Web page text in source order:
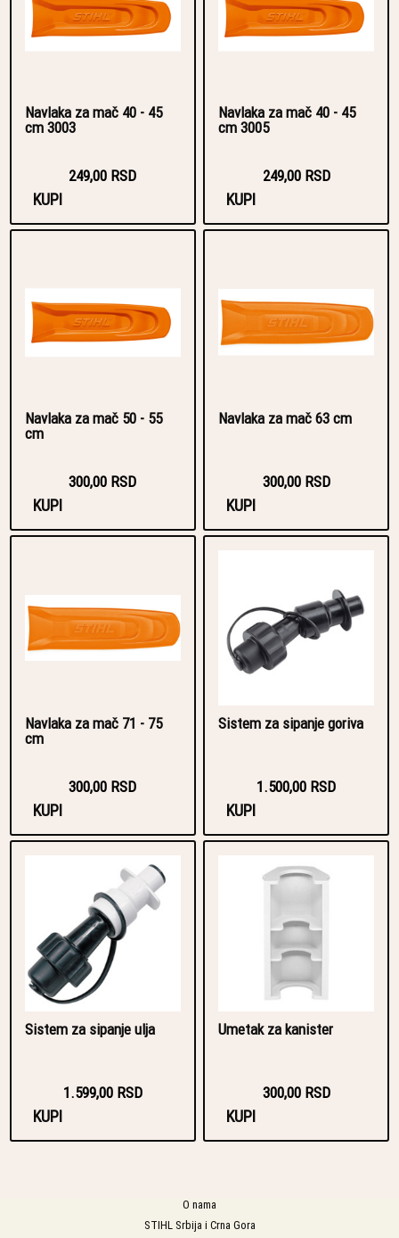
Navlaka za mač 40 - 45
cm 3003
249,00 RSD
KUPI
Navlaka za mač 40 - 45
cm 3005
249,00 RSD
KUPI
Navlaka za mač 50 - 55
cm
300,00 RSD
KUPI
Navlaka za mač 63 cm
300,00 RSD
KUPI
Navlaka za mač 71 - 75
cm
300,00 RSD
KUPI
Sistem za sipanje goriva
1.500,00 RSD
KUPI
Sistem za sipanje ulja
1.599,00 RSD
KUPI
Umetak za kanister
300,00 RSD
KUPI
O nama
STIHL Srbija i Crna Gora